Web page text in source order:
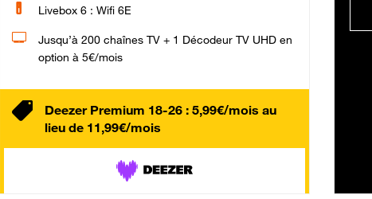
Livebox 6 : Wifi 6E
Jusqu’à 200 chaînes TV + 1 Décodeur TV UHD en
option à 5€/mois
Deezer Premium 18-26 : 5,99€/mois au
lieu de 11,99€/mois